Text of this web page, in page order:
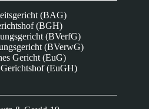
(BAG)
(BGH)
(BVerfG)
(BVerwG)
Gericht (EuG)
(EuGH)